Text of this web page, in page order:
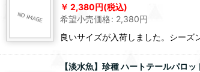
2,380円(税込)
希望小売価格: 2,380円
良いサイズが入荷しました。シーズ
【淡水魚】珍種 ハートテールパロ